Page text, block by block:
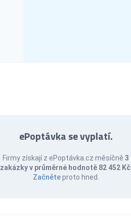
ePoptávka se vyplatí.
Firmy získají z ePoptávka.cz měsíčně3
zakázky v průměrné hodnotě 82 452 Kč.
Začněteproto hned.